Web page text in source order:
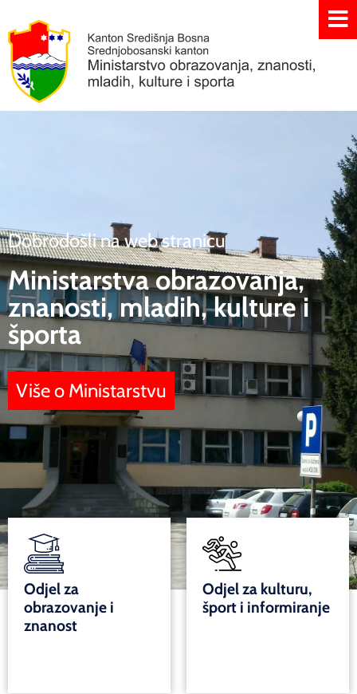
Dobrodošli na web stranicu
Ministarstva obrazovanja,
znanosti, mladih, kulture i
športa
Više o Ministarstvu
Odjel za
obrazovanje i
znanost
Odjel za kulturu,
šport i informiranje